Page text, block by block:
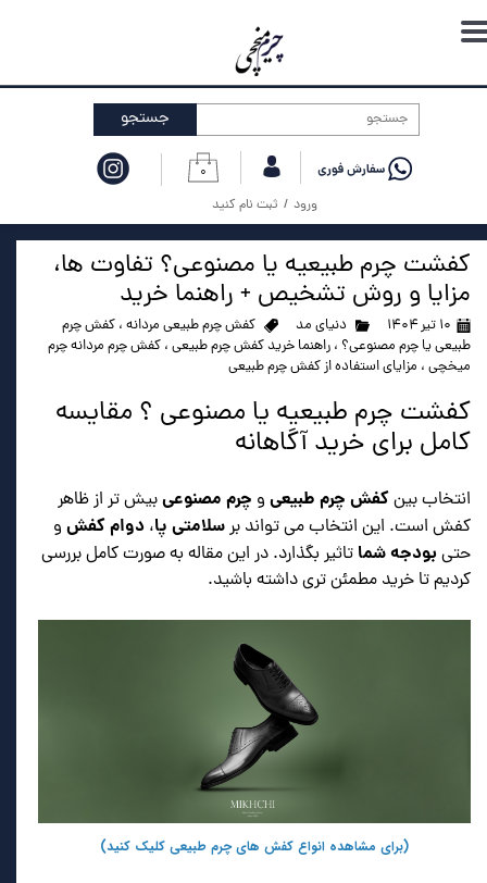
۰
ورود / ثبت نام کنید
حساب کاربری من
تغییر گذر واژه
خروج از حساب کاربری
جستجو
کفشت چرم طبیعیه یا مصنوعی؟ تفاوت ها،
مزایا و روش تشخیص + راهنما خرید
۱۰ تیر ۱۴۰۴ دنیای مد کفش چرم طبیعی مردانه ، کفش چرم
طبیعی یا چرم مصنوعی؟ ، راهنما خرید کفش چرم طبیعی ، کفش چرم مردانه چرم
میخچی ، مزایای استفاده از کفش چرم طبیعی
کفشت چرم طبیعیه یا مصنوعی ؟‌ مقایسه
کامل برای خرید آگاهانه
انتخاب بینکفش چرم طبیعی و چرم مصنوعیبیش تر از ظاهر
کفش است. این انتخاب می تواند برسلامتی پا، دوام کفش و
حتیبودجه شما تاثیر بگذارد. در این مقاله به صورت کامل بررسی
کردیم تا خرید مطمئن تری داشته باشید.
(برای مشاهده انواع کفش های چرم طبیعی کلیک کنید)